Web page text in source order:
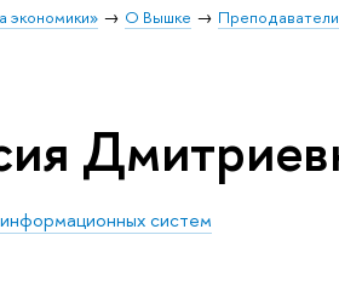
экономики» О Вышке
систем